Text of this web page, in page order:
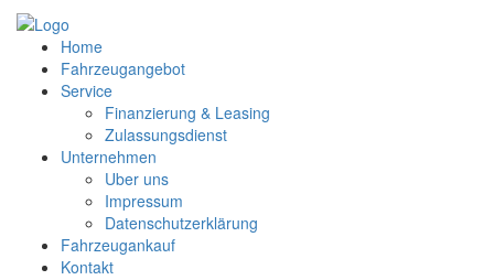
Home
Fahrzeugangebot
Service
Finanzierung & Leasing
Zulassungsdienst
Unternehmen
Uber uns
Impressum
Datenschutzerklärung
Fahrzeugankauf
Kontakt